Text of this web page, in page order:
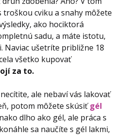
troškou cviku a snahy môžete
ako hociktorá
sadu, a máte istotu,
Naviac ušetríte približne 18
všetko kupovať
za to.
ale nebaví vás lakovať
potom môžete skúsiťgél
dlho ako gél, ale práca s
sa naučíte s gél lakmi,